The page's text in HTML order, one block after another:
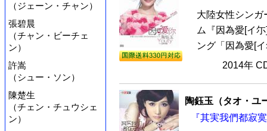
（ジェーン・チャン）
張碧晨
（チャン・ビーチェ
ン）
許嵩
（シュー・ソン）
陳楚生
（チェン・チュウシェ
ン）
大陸女性シン
ム『因為愛[イ
ング「因為愛[
2014年
陶鈺玉（タオ・ユ
『其実我們都寂